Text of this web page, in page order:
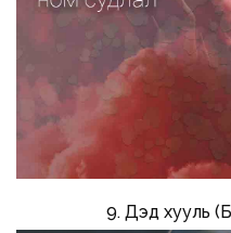
9. Дэд хууль